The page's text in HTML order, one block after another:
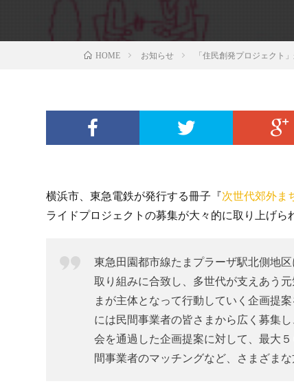
HOME お知らせ 「住民創発プロジェクト
横浜市、東急電鉄が発行する冊子『次世代郊外ま
ライドプロジェクトの募集が大々的に取り上げら
東急田園都市線たまプラーザ駅北側地
取り組みに合致し、多世代が支えあう
まが主体となって行動していく企画提
には民間事業者の皆さまから広く募集
会を通過した企画提案に対して、最大
間事業者のマッチングなど、さまざま